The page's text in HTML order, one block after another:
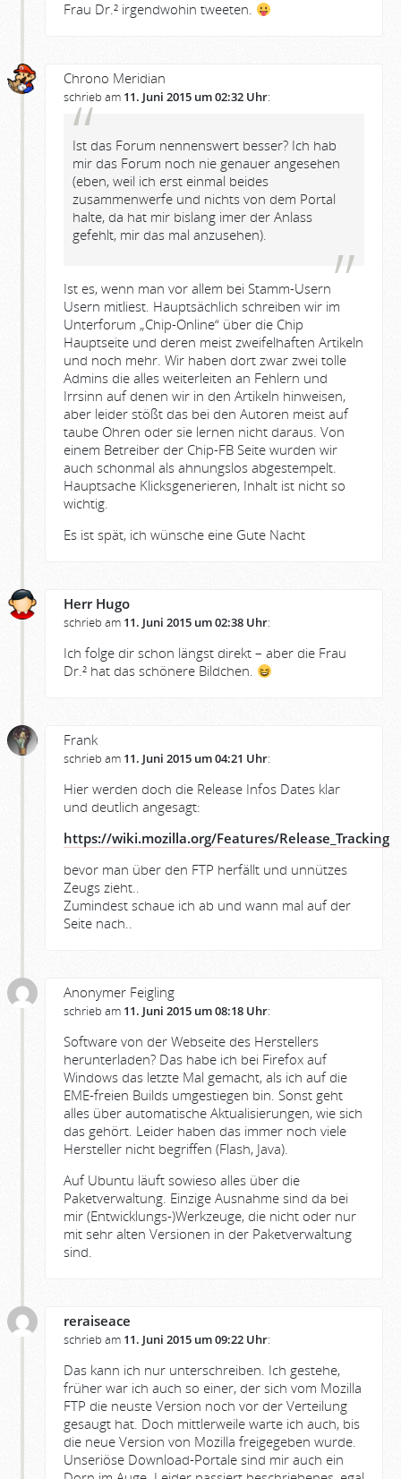
Frau Dr.² irgendwohin tweeten.
Chrono Meridian
schrieb am 11. Juni 2015 um 02:32 Uhr:
Ist das Forum nennenswert besser? Ich hab
mir das Forum noch nie genauer angesehen
(eben, weil ich erst einmal beides
zusammenwerfe und nichts von dem Portal
halte, da hat mir bislang imer der Anlass
gefehlt, mir das mal anzusehen).
Ist es, wenn man vor allem bei Stamm-Usern
Usern mitliest. Hauptsächlich schreiben wir im
Unterforum „Chip-Online“ über die Chip
Hauptseite und deren meist zweifelhaften Artikeln
und noch mehr. Wir haben dort zwar zwei tolle
Admins die alles weiterleiten an Fehlern und
Irrsinn auf denen wir in den Artikeln hinweisen,
aber leider stößt das bei den Autoren meist auf
taube Ohren oder sie lernen nicht daraus. Von
einem Betreiber der Chip-FB Seite wurden wir
auch schonmal als ahnungslos abgestempelt.
Hauptsache Klicksgenerieren, Inhalt ist nicht so
wichtig.
Es ist spät, ich wünsche eine Gute Nacht
Herr Hugo
schrieb am 11. Juni 2015 um 02:38 Uhr:
Ich folge dir schon längst direkt – aber die Frau
Dr.² hat das schönere Bildchen.
Frank
schrieb am 11. Juni 2015 um 04:21 Uhr:
Hier werden doch die Release Infos Dates klar
und deutlich angesagt:
https://wiki.mozilla.org/Features/Release_Tracking
bevor man über den FTP herfällt und unnützes
Zeugs zieht..
Zumindest schaue ich ab und wann mal auf der
Seite nach..
Anonymer Feigling
schrieb am 11. Juni 2015 um 08:18 Uhr:
Software von der Webseite des Herstellers
herunterladen? Das habe ich bei Firefox auf
Windows das letzte Mal gemacht, als ich auf die
EME-freien Builds umgestiegen bin. Sonst geht
alles über automatische Aktualisierungen, wie sich
das gehört. Leider haben das immer noch viele
Hersteller nicht begriffen (Flash, Java).
Auf Ubuntu läuft sowieso alles über die
Paketverwaltung. Einzige Ausnahme sind da bei
mir (Entwicklungs-)Werkzeuge, die nicht oder nur
mit sehr alten Versionen in der Paketverwaltung
sind.
reraiseace
schrieb am 11. Juni 2015 um 09:22 Uhr:
Das kann ich nur unterschreiben. Ich gestehe,
früher war ich auch so einer, der sich vom Mozilla
FTP die neuste Version noch vor der Verteilung
gesaugt hat. Doch mittlerweile warte ich auch, bis
die neue Version von Mozilla freigegeben wurde.
Unseriöse Download-Portale sind mir auch ein